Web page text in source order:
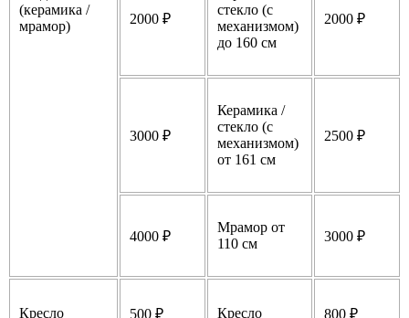
(керамика /
мрамор)
2000 ₽
стекло (с
механизмом)
до 160 см
2000 ₽
3000 ₽
Керамика /
стекло (с
механизмом)
от 161 см
2500 ₽
4000 ₽
Мрамор от
110 см
3000 ₽
Кресло 500 ₽ Кресло 800 ₽